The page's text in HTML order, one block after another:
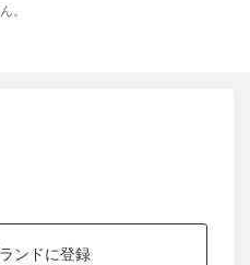
。
ンドに登録